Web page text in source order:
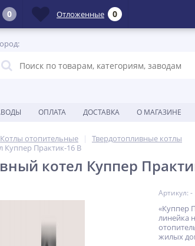
ОПЛАТА ДОСТАВКА О МАГАЗИНЕ
Котлы отопительные
Твердотопливные котлы
Куппер Практик-16 В
котел Куппер
Артикул: -
«Куппер
линейка
жилых
0 Отложенные 0